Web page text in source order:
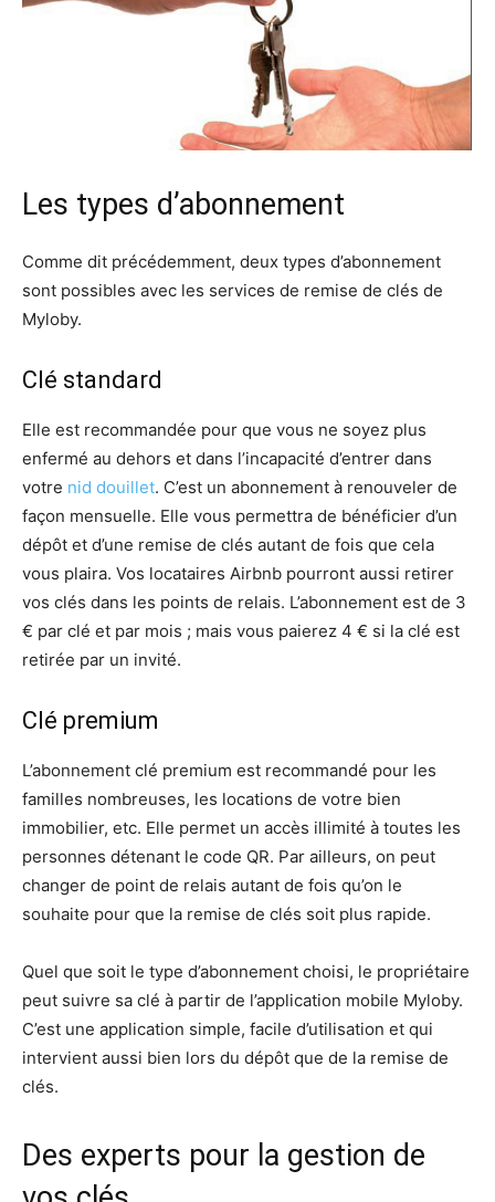
Les types d’abonnement
Comme dit précédemment, deux types d’abonnement
sont possibles avec les services de remise de clés de
Myloby.
Clé standard
Elle est recommandée pour que vous ne soyez plus
enfermé au dehors et dans l’incapacité d’entrer dans
votre nid douillet. C’est un abonnement à renouveler de
façon mensuelle. Elle vous permettra de bénéficier d’un
dépôt et d’une remise de clés autant de fois que cela
vous plaira. Vos locataires Airbnb pourront aussi retirer
vos clés dans les points de relais. L’abonnement est de 3
€ par clé et par mois ; mais vous paierez 4 € si la clé est
retirée par un invité.
Clé premium
L’abonnement clé premium est recommandé pour les
familles nombreuses, les locations de votre bien
immobilier, etc. Elle permet un accès illimité à toutes les
personnes détenant le code QR. Par ailleurs, on peut
changer de point de relais autant de fois qu’on le
souhaite pour que la remise de clés soit plus rapide.
Quel que soit le type d’abonnement choisi, le propriétaire
peut suivre sa clé à partir de l’application mobile Myloby.
C’est une application simple, facile d’utilisation et qui
intervient aussi bien lors du dépôt que de la remise de
clés.
Des experts pour la gestion de